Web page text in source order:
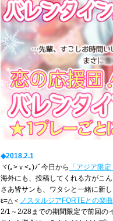
◆2018.2.1
ヾ(｡>ｖ<｡)ﾉﾞ今日から
「アジア限
海外にも、投稿してくれる方がこ
さあ皆サンも、ワタシと一緒に新
ε=△＜ ノスタルジアFORTEとの楽
2/1～2/28までの期間限定で前回の